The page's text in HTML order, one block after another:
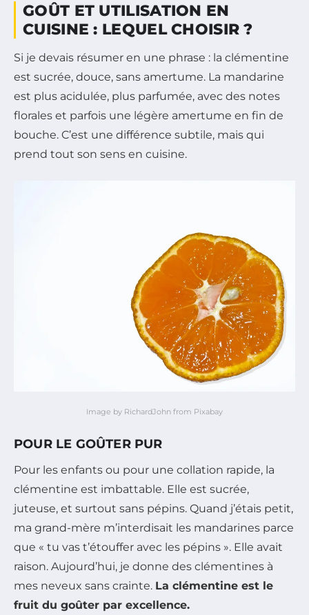
GOÛT ET UTILISATION EN
CUISINE : LEQUEL CHOISIR ?
Si je devais résumer en une phrase : la clémentine
est sucrée, douce, sans amertume. La mandarine
est plus acidulée, plus parfumée, avec des notes
florales et parfois une légère amertume en fin de
bouche. C’est une différence subtile, mais qui
prend tout son sens en cuisine.
Image by RichardJohn from Pixabay
POUR LE GOÛTER PUR
Pour les enfants ou pour une collation rapide, la
clémentine est imbattable. Elle est sucrée,
juteuse, et surtout sans pépins. Quand j’étais petit,
ma grand-mère m’interdisait les mandarines parce
que « tu vas t’étouffer avec les pépins ». Elle avait
raison. Aujourd’hui, je donne des clémentines à
mes neveux sans crainte. La clémentine est le
fruit du goûter par excellence.